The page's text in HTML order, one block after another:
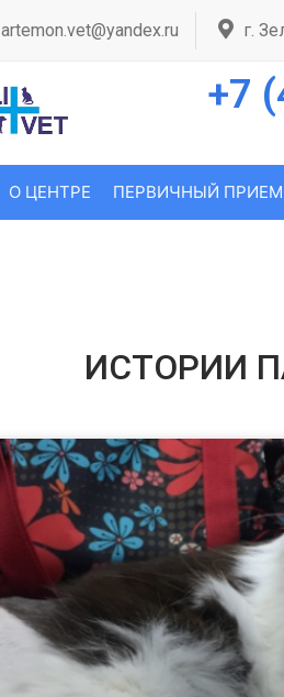
artemon.vet@yandex.ru г.
+7
О ЦЕНТРЕ ПЕРВИЧНЫЙ ПРИЕМ
ИСТОРИИ